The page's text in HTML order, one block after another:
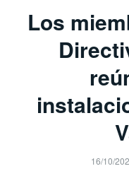
Los
16/10/